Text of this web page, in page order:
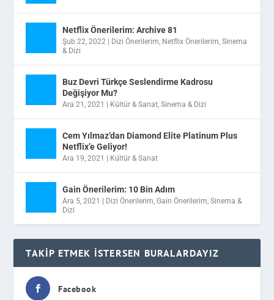
Netflix Önerilerim: Archive 81
Şub 22, 2022 Dizi Önerilerim, Netflix Önerilerim,Sinema
& Dizi
Buz Devri Türkçe Seslendirme Kadrosu
Değişiyor Mu?
Ara 21, 2021 Kültür & Sanat,Sinema & Dizi
Cem Yılmaz’dan Diamond Elite Platinum Plus
Netflix’e Geliyor!
Ara 19, 2021 Kültür & Sanat
Gain Önerilerim: 10 Bin Adım
Ara 5, 2021 Dizi Önerilerim,Gain Önerilerim,Sinema &
Dizi
TAKIP ETMEK İSTERSEN BURALARDAYIZ
Facebook